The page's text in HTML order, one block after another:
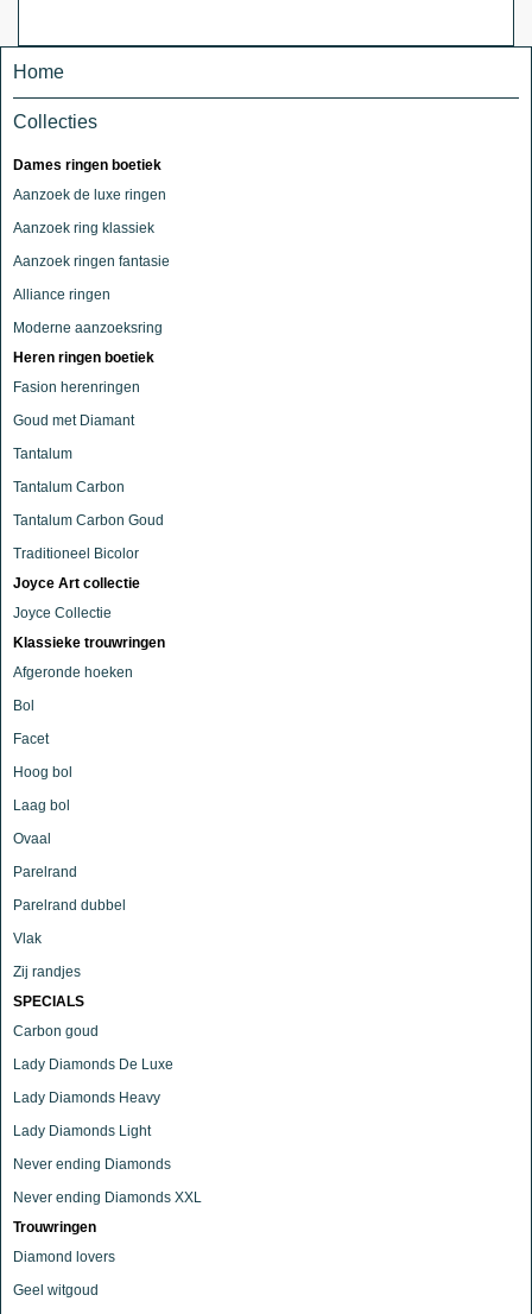
Home
Collecties
Dames ringen boetiek
Aanzoek de luxe ringen
Aanzoek ring klassiek
Aanzoek ringen fantasie
Alliance ringen
Moderne aanzoeksring
Heren ringen boetiek
Fasion herenringen
Goud met Diamant
Tantalum
Tantalum Carbon
Tantalum Carbon Goud
Traditioneel Bicolor
Joyce Art collectie
Joyce Collectie
Klassieke trouwringen
Afgeronde hoeken
Bol
Facet
Hoog bol
Laag bol
Ovaal
Parelrand
Parelrand dubbel
Vlak
Zij randjes
SPECIALS
Carbon goud
Lady Diamonds De Luxe
Lady Diamonds Heavy
Lady Diamonds Light
Never ending Diamonds
Never ending Diamonds XXL
Trouwringen
Diamond lovers
Geel witgoud